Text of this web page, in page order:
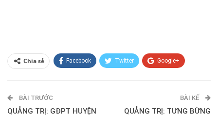
Chia sẻ Facebook Twitter Google+
E-mail
BÀI TRƯỚC
QUẢNG TRỊ: GĐPT HUYỆN
BÀI KẾ
QUẢNG TRỊ: TƯNG BỪNG